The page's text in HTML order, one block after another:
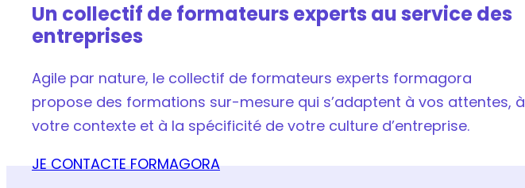
Un collectif de formateurs experts au service des
entreprises
Agile par nature, le collectif de formateurs experts formagora
propose des formations sur-mesure qui s’adaptent à vos attentes, à
votre contexte et à la spécificité de votre culture d’entreprise.
JE CONTACTE FORMAGORA